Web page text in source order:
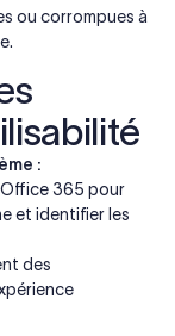
ou corrompues à
:
365 pour
et identifier les
des